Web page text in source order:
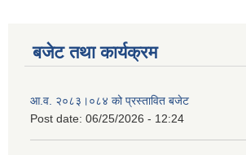
बजेट तथा कार्यक्रम
आ.व. २०८३।०८४ को प्रस्तावित बजेट
Post date: 06/25/2026 - 12:24